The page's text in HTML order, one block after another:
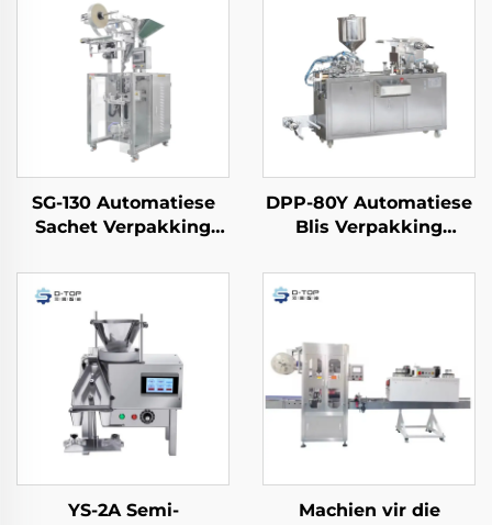
SG-130 Automatiese
Sachet Verpakking
DPP-80Y Automatiese
Blis Verpakking
YS-2A Semi-
Machien vir die